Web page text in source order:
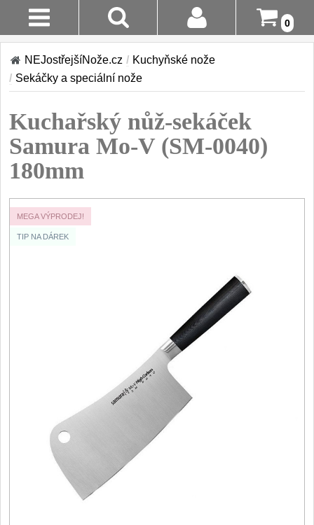
0
Stav
Objednávky
Registrace
Doručení A
Vrácení Do
14 Dnů
Akce!
Kuchyňské nože
Sady kuchyňských nožů 9
Šéfkuchařské nože
Nože na ovoce a
zeleninu
43
Vykosťovací nože
Steakové nože
Plátkovací nože
NEJostřejšíNože.cz / Kuchyňské nože
/ Sekáčky a speciální nože
Kuchařský nůž-sekáček
Samura Mo-V (SM-0040)
180mm
MEGA VÝPRODEJ!
TIP NA DÁREK